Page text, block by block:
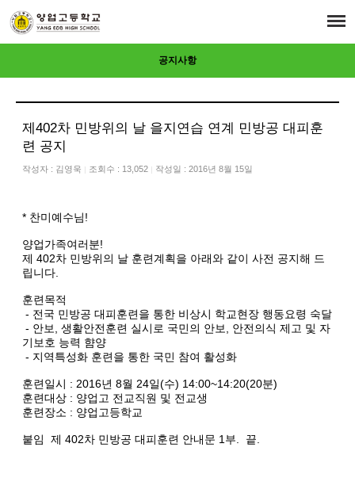
공지사항
제402차 민방위의 날 을지연습 연계 민방공 대피훈
련 공지
작성자 : 김영욱 | 조회수 : 13,052 | 작성일 : 2016년 8월 15일
* 찬미예수님!
양업가족여러분!
제 402차 민방위의 날 훈련계획을 아래와 같이 사전 공지해 드
립니다.
훈련목적
- 전국 민방공 대피훈련을 통한 비상시 학교현장 행동요령 숙달
- 안보, 생활안전훈련 실시로 국민의 안보, 안전의식 제고 및 자
기보호 능력 햠양
- 지역특성화 훈련을 통한 국민 참여 활성화
훈련일시 : 2016년 8월 24일(수) 14:00~14:20(20분)
훈련대상 : 양업고 전교직원 및 전교생
훈련장소 : 양업고등학교
붙임 제 402차 민방공 대피훈련 안내문 1부. 끝.